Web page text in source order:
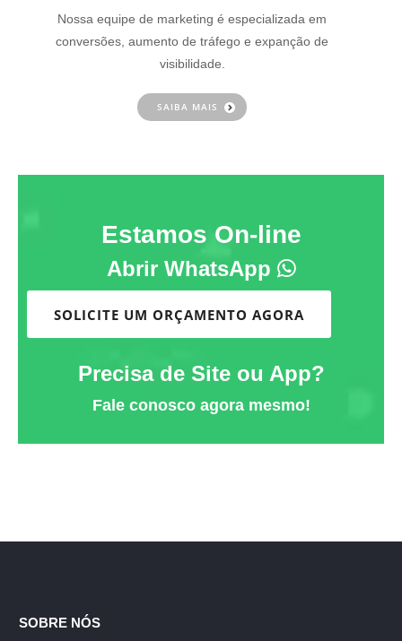
Nossa equipe de marketing é especializada em
conversões, aumento de tráfego e expanção de
visibilidade.
SAIBA MAIS
Estamos On-line
Abrir WhatsApp
SOLICITE UM ORÇAMENTO AGORA
Precisa de Site ou App?
Fale conosco agora mesmo!
SOBRE NÓS